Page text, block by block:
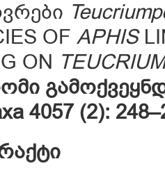
OF APHIS
ON
4057 (2):